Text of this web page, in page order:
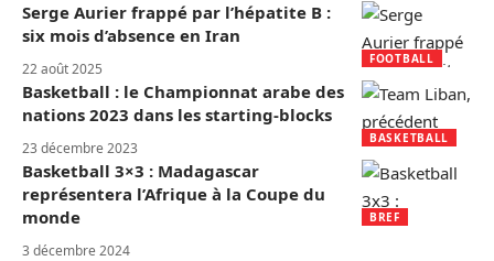
FOOTBALL
Serge Aurier frappé par l’hépatite B :
six mois d’absence en Iran
22 août 2025
BASKETBALL
Basketball : le Championnat arabe des
nations 2023 dans les starting-blocks
23 décembre 2023
BREF
Basketball 3×3 : Madagascar
représentera l’Afrique à la Coupe du
monde
3 décembre 2024